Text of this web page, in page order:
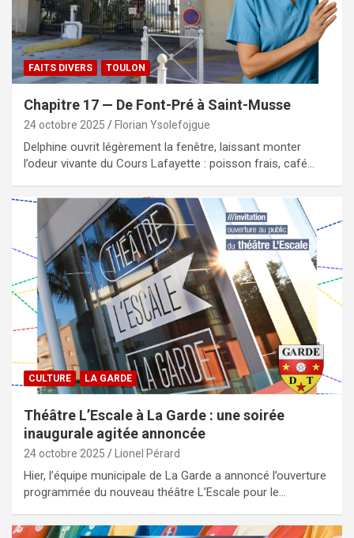
FAITS DIVERS TOULON
Chapitre 17 — De Font-Pré à Saint-Musse
24 octobre 2025 Florian Ysolefojgue
Delphine ouvrit légèrement la fenêtre, laissant monter
l’odeur vivante du Cours Lafayette : poisson frais, café…
CULTURE LA GARDE
Théâtre L’Escale à La Garde : une soirée
inaugurale agitée annoncée
24 octobre 2025 Lionel Pérard
Hier, l’équipe municipale de La Garde a annoncé l’ouverture
programmée du nouveau théâtre L’Escale pour le…